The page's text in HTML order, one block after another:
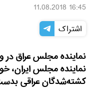
16:45 11.08.2018
اشتراک
نماینده مجلس عراق
نماینده مجلس ایران،
کشته‌شدگان عراقی